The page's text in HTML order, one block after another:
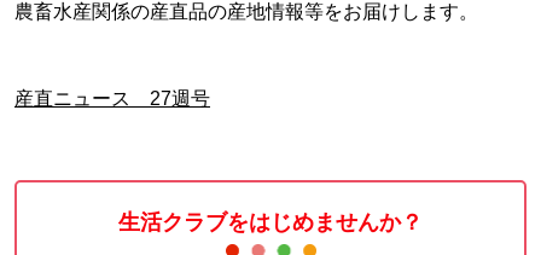
農畜水産関係の産直品の産地情報等をお届けします。
産直ニュース 27週号
生活クラブをはじめませんか？